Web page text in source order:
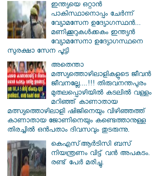
ഇന്ത്യയെ ഒറ്റാൻ
പാകിസ്ഥാനൊപ്പം ചേർന്ന്
വ്യോമസേന ഉദ്യോ​ഗസ്ഥൻ...
മണിക്കൂറുകൾക്കകം ഇന്ത്യൻ
വ്യോമസേനാ ഉദ്യോഗസ്ഥനെ
സുരക്ഷാ സേന പൂട്ടി
അതെന്താ
മത്സ്യത്തൊഴിലാളികളുടെ ജീവൻ
ജീവനല്ലേ....!!! തിരുവനന്തപുരം
മുതലപ്പൊഴിയില്‍ കടലില്‍ വള്ളം
മറിഞ്ഞ് കാണാതായ
മത്സ്യത്തൊഴിലാളി ഷിജിനെയും വിഴിഞ്ഞത്ത്
കാണാതായ ജോണിനെയും കണ്ടെത്താനുള്ള
തിരച്ചില്‍ ഒന്‍പതാം ദിവസവും തുടരുന്നു.
കെഎസ്ആര്‍ടിസി ബസ്
നിയന്ത്രണം വിട്ട് വൻ അപകടം.
രണ്ട് പേർ മരിച്ചു.